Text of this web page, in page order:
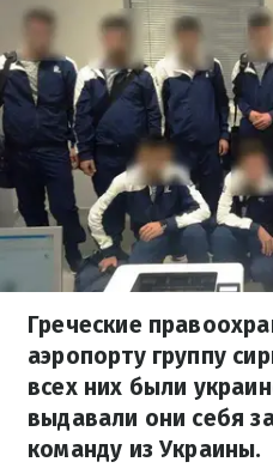
Греческие
аэропорту группу
всех них были
выдавали они себя
команду из Украины.